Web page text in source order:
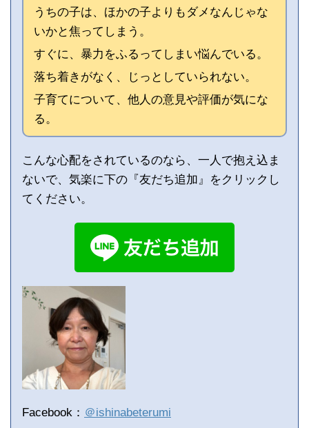
うちの子は、ほかの子よりもダメなんじゃな
いかと焦ってしまう。
すぐに、暴力をふるってしまい悩んでいる。
落ち着きがなく、じっとしていられない。
子育てについて、他人の意見や評価が気にな
る。
こんな心配をされているのなら、一人で抱え込ま
ないで、気楽に下の『友だち追加』をクリックし
てください。
Facebook： ＠ishinabeterumi